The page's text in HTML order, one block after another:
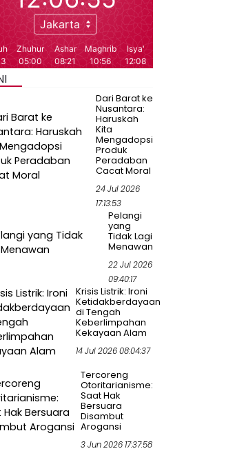
Dari Barat ke
Nusantara:
Haruskah
Kita
Mengadopsi
Produk
Peradaban
Cacat Moral
24 Jul 2026
17:13:53
Pelangi
yang
Tidak Lagi
Menawan
22 Jul 2026
09:40:17
Krisis Listrik: Ironi
Ketidakberdayaan
di Tengah
Keberlimpahan
Kekayaan Alam
14 Jul 2026 08:04:37
Tercoreng
Otoritarianisme:
Saat Hak
Bersuara
Disambut
Arogansi
3 Jun 2026 17:37:58